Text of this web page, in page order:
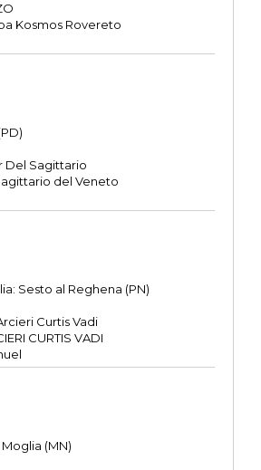
Kosmos Rovereto
Del Sagittario
del Veneto
Sesto al Reghena (PN)
Curtis Vadi
CURTIS VADI
(MN)